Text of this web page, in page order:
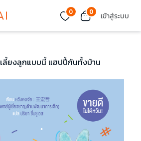
0 0 เข้าสู่ระบบ
เลี้ยงลูกแบบนี้ แฮปปี้กันทั้งบ้าน